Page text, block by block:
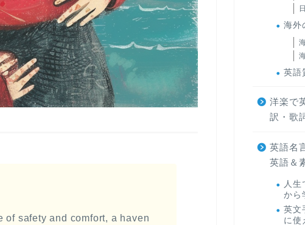
of safety and comfort, a haven
海外
英語
洋楽で
訳・歌
英語名
英語＆
人生
から
英文
に使